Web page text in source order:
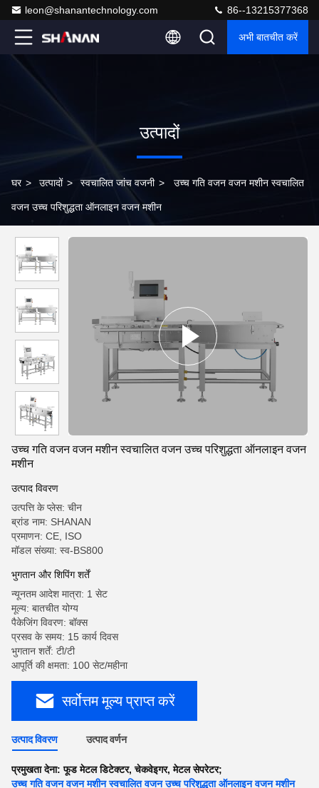
leon@shanantechnology.com 86--13215377368
अभी बातचीत करें
उत्पादों
घर > उत्पादों > स्वचालित जांच वजनी > उच्च गति वजन वजन मशीन स्वचालित
वजन उच्च परिशुद्धता ऑनलाइन वजन मशीन
उच्च गति वजन वजन मशीन स्वचालित वजन उच्च परिशुद्धता ऑनलाइन वजन
मशीन
उत्पाद विवरण
उत्पत्ति के प्लेस: चीन
ब्रांड नाम: SHANAN
प्रमाणन: CE, ISO
मॉडल संख्या: स्व-BS800
भुगतान और शिपिंग शर्तें
न्यूनतम आदेश मात्रा: 1 सेट
मूल्य: बातचीत योग्य
पैकेजिंग विवरण: बॉक्स
प्रसव के समय: 15 कार्य दिवस
भुगतान शर्तें: टी/टी
आपूर्ति की क्षमता: 100 सेट/महीना
सर्वोत्तम मूल्य प्राप्त करें
उत्पाद विवरण उत्पाद वर्णन
प्रमुखता देना:फूड मेटल डिटेक्टर,चेकवेइगर,मेटल सेपरेटर;
उच्च गति वजन वजन मशीन स्वचालित वजन उच्च परिशुद्धता ऑनलाइन वजन मशीन